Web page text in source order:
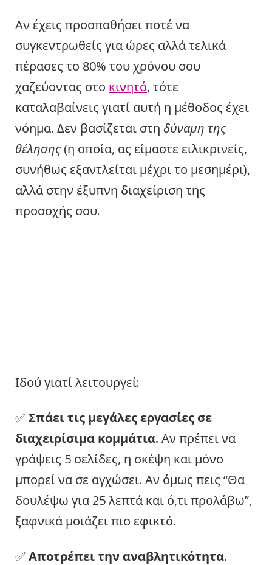
Αν έχεις προσπαθήσει ποτέ να
συγκεντρωθείς για ώρες αλλά τελικά
πέρασες το 80% του χρόνου σου
χαζεύοντας στο κινητό, τότε
καταλαβαίνεις γιατί αυτή η μέθοδος έχει
νόημα. Δεν βασίζεται στη δύναμη της
θέλησης (η οποία, ας είμαστε ειλικρινείς,
συνήθως εξαντλείται μέχρι το μεσημέρι),
αλλά στην έξυπνη διαχείριση της
προσοχής σου.
Ιδού γιατί λειτουργεί:
✅Σπάει τις μεγάλες εργασίες σε
διαχειρίσιμα κομμάτια. Αν πρέπει να
γράψεις 5 σελίδες, η σκέψη και μόνο
μπορεί να σε αγχώσει. Αν όμως πεις “Θα
δουλέψω για 25 λεπτά και ό,τι προλάβω”,
ξαφνικά μοιάζει πιο εφικτό.
✅Αποτρέπει την αναβλητικότητα.